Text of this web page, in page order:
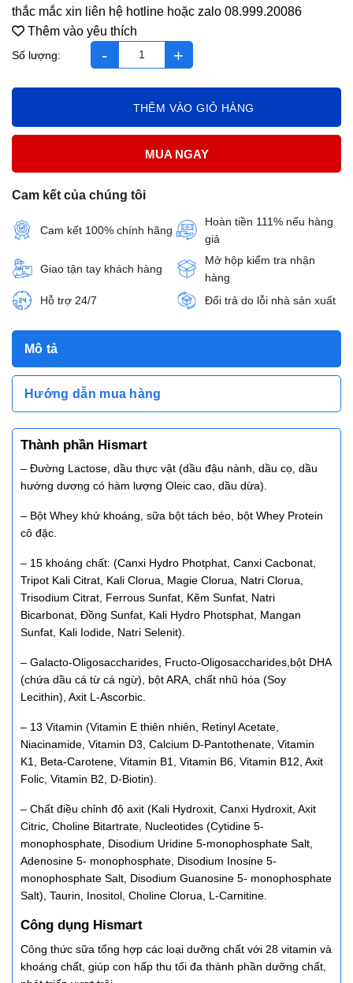
Sữa Hismart 3 (12-24 tháng tuổi) Hộp 800g số lượng
THÊM VÀO GIỎ HÀNG
MUA NGAY
thắc mắc xin liên hệ hotline hoặc zalo 08.999.20086
Cam kết của chúng tôi
Cam kết 100% chính hãng
Hoàn tiền 111% nếu hàng
giả
Giao tận tay khách hàng
Mở hộp kiểm tra nhận
hàng
Hỗ trợ 24/7
Đổi trả do lỗi nhà sản xuất
Thêm vào yêu thích
Mô tả
Hướng dẫn mua hàng
Thành phần Hismart
– Đường Lactose, dầu thực vật (dầu đậu nành, dầu cọ, dầu
hướng dương có hàm lượng Oleic cao, dầu dừa).
– Bột Whey khử khoáng, sữa bột tách béo, bột Whey Protein
cô đặc.
– 15 khoáng chất: (Canxi Hydro Photphat, Canxi Cacbonat,
Tripot Kali Citrat, Kali Clorua, Magie Clorua, Natri Clorua,
Trisodium Citrat, Ferrous Sunfat, Kẽm Sunfat, Natri
Bicarbonat, Đồng Sunfat, Kali Hydro Photsphat, Mangan
Sunfat, Kali Iodide, Natri Selenit).
– Galacto-Oligosaccharides, Fructo-Oligosaccharides,bột DHA
(chứa dầu cá từ cá ngừ), bột ARA, chất nhũ hóa (Soy
Lecithin), Axit L-Ascorbic.
– 13 Vitamin (Vitamin E thiên nhiên, Retinyl Acetate,
Niacinamide, Vitamin D3, Calcium D-Pantothenate, Vitamin
K1, Beta-Carotene, Vitamin B1, Vitamin B6, Vitamin B12, Axit
Folic, Vitamin B2, D-Biotin).
– Chất điều chỉnh độ axit (Kali Hydroxit, Canxi Hydroxit, Axit
Citric, Choline Bitartrate, Nucleotides (Cytidine 5-
monophosphate, Disodium Uridine 5-monophosphate Salt,
Adenosine 5- monophosphate, Disodium Inosine 5-
monophosphate Salt, Disodium Guanosine 5- monophosphate
Salt), Taurin, Inositol, Choline Clorua, L-Carnitine.
Công dụng Hismart
Công thức sữa tổng hợp các loại dưỡng chất với 28 vitamin và
khoáng chất, giúp con hấp thu tối đa thành phần dưỡng chất,